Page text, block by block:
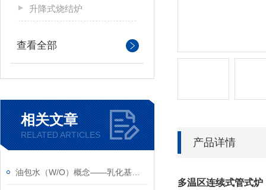
升降式烧结炉
查看全部
相关文章
RELATED ARTICLES
产品详情
多温区连续式管式炉